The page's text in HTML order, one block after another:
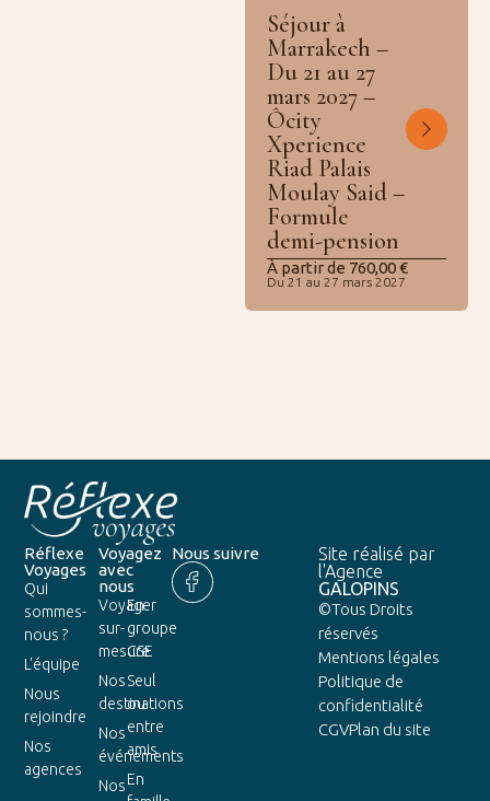
Séjour à
Marrakech –
Du 21 au 27
mars 2027 –
Ôcity
Xperience
Riad Palais
Moulay Said –
Formule
demi-pension
À partir de 760,00€
Du 21 au 27 mars 2027
Réflexe
Voyages
Qui
sommes-
nous ?
L'équipe
Nous
rejoindre
Nos
agences
Voyagez
avec
nous
Voyager
sur-
mesure
Nos
destinations
Nos
événements
Nos
En
groupe
CSE
Seul
ou
entre
amis
En
Nous suivre
Site réalisé par
l'Agence
GALOPINS
©Tous Droits
réservés
Mentions légales
Politique de
confidentialité
CGVPlan du site